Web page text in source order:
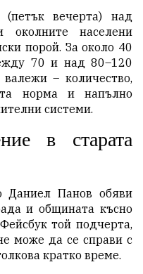
вечерта) над
населени
порой. За около 40
70 и над 80–120
– количество,
норма и напълно
системи.
в старата
Даниел Панов обяви
и общината късно
той подчерта,
може да се справи с
кратко време.